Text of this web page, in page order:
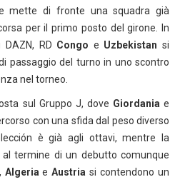
mette di fronte una squadra già
per il primo posto del girone. In
RD Congo e Uzbekistan si
passaggio del turno in uno scontro
nel torneo.
sul Gruppo J, dove Giordania e
con una sfida dal peso diverso
è già agli ottavi, mentre la
termine di un debutto comunque
Algeria eAustria si contendono un